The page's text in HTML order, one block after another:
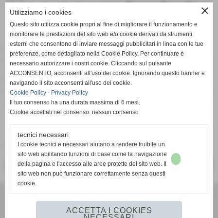
Restano alla corte del presidenteGiuseppe Bernardini, tra
gli altri, i difensori Davide Mattia e Fabio Franceschi, i
centrocampisti Davide Berardi e Mattia Evangelista e gli
attaccanti Stefano Alberghini e Saimon Kwiatkowski. Molte
promozioni dall'Under 19 regionale.
Ieri lo staff tecnico ha tenuto un incontro con i giocatori per
informare loro delle prossime date. Fissato al 12 agosto
l'inizio della preparazione.
Il mercato è ancora aperto e presto arriveranno altre
sorprese.
Fonte:UFFICIO STAMPA
<< PRECEDENTE SUCCESSIVO >>
close
Utilizziamo i cookies
Questo sito utilizza cookie propri al fine di migliorare il funzionamento e
monitorare le prestazioni del sito web e/o cookie derivati da strumenti
esterni che consentono di inviare messaggi pubblicitari in linea con le tue
preferenze, come dettagliato nella Cookie Policy. Per continuare è
necessario autorizzare i nostri cookie. Cliccando sul pulsante
ACCONSENTO, acconsenti all'uso dei cookie. Ignorando questo banner e
navigando il sito acconsenti all'uso dei cookie.
Cookie Policy - Privacy Policy
Il tuo consenso ha una durata massima di 6 mesi.
Cookie accettati nel consenso: nessun consenso
tecnici necessari
I cookie tecnici e necessari aiutano a rendere fruibile un
sito web abilitando funzioni di base come la navigazione
della pagina e l'accesso alle aree protette del sito web. Il
sito web non può funzionare correttamente senza questi
cookie.
ACCETTA I COOKIES